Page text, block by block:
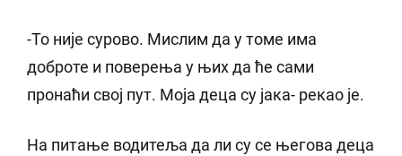
-То није сурово. Мислим да у томе има
доброте и поверења у њих да ће сами
пронаћи свој пут. Моја деца су јака- рекао је.
На питање водитеља да ли су се његова деца